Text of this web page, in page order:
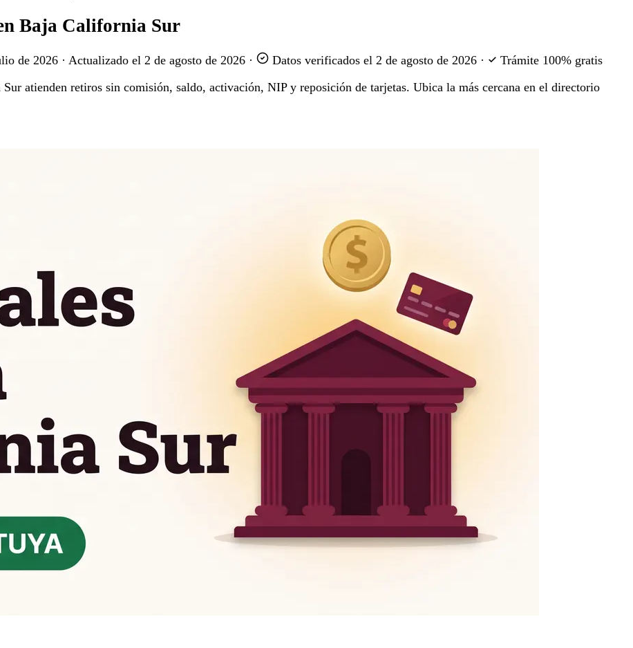
Baja California Sur
de 2026 · Actualizado el 2 de agosto de 2026 · Datos verificados el 2 de agosto de 2026 ·
Trámite 100% gratis
atienden retiros sin comisión, saldo, activación, NIP y reposición de tarjetas. Ubica la más cercana en el directorio